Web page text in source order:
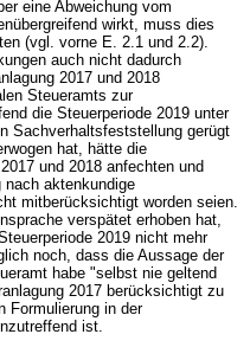
eine Abweichung vom
wirkt, muss dies
(vgl. vorne E. 2.1 und 2.2).
auch nicht dadurch
2017 und 2018
Steueramts zur
die Steuerperiode 2019 unter
Sachverhaltsfeststellung gerügt
hat, hätte die
und 2018 anfechten und
nach aktenkundige
mitberücksichtigt worden seien.
verspätet erhoben hat,
2019 nicht mehr
noch, dass die Aussage der
habe "selbst nie geltend
2017 berücksichtigt zu
Formulierung in der
ist.